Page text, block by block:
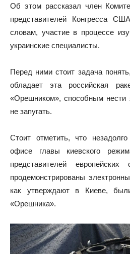
Об этом рассказал член
представителей Конгресса
словам, участие в процессе
украинские специалисты.
Перед ними стоит задача
обладает эта российская
«Орешником», способным нести
не запугать.
Стоит отметить, что
офисе главы киевского
представителей
продемонстрированы
как утверждают в Киеве,
«Орешника».